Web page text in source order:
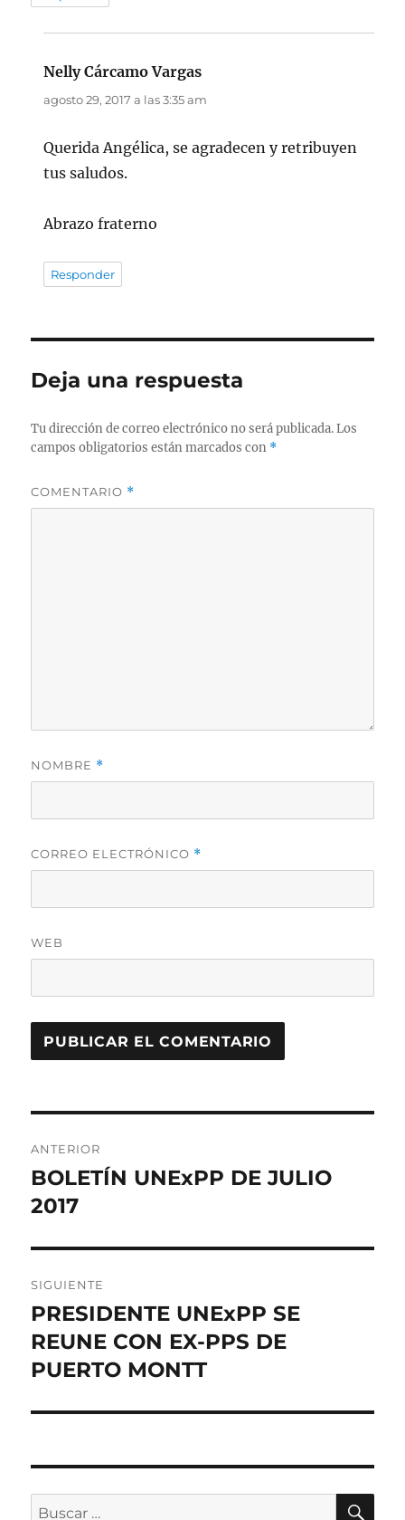
Nelly Cárcamo Vargas
agosto 29, 2017 a las 3:35 am
Querida Angélica, se agradecen y retribuyen
tus saludos.
Abrazo fraterno
Responder
Deja una respuesta
Tu dirección de correo electrónico no será publicada. Los
campos obligatorios están marcados con *
COMENTARIO *
NOMBRE *
CORREO ELECTRÓNICO *
WEB
de
entradas
ANTERIOR
Entrada
anterior:
BOLETÍN UNExPP DE JULIO
2017
SIGUIENTE
Entrada
siguiente:
PRESIDENTE UNExPP SE
REUNE CON EX-PPS DE
PUERTO MONTT
Buscar